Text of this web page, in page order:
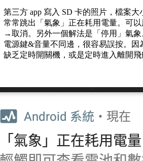
第三方 app 寫入 SD 卡的照片，檔案大
常常跳出「氣象」正在耗用電量。
→取消。另外一個解法是「停用」氣象
電源鍵&音量不同邊，很容易誤按。因
缺乏定時開關機，或是定時進入離開飛